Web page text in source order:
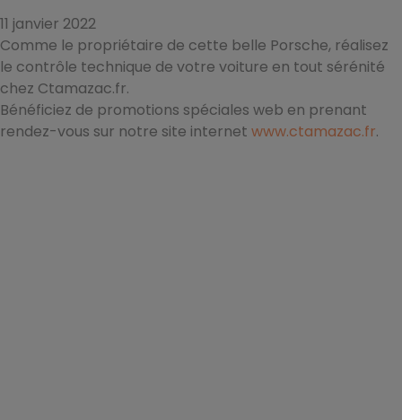
11 janvier 2022
Comme le propriétaire de cette belle Porsche, réalisez
le contrôle technique de votre voiture en tout sérénité
chez Ctamazac.fr.
Bénéficiez de promotions spéciales web en prenant
rendez-vous sur notre site internet www.ctamazac.fr.